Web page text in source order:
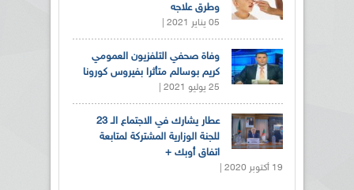
وطرق علاجه
05 يناير 2021 |
وفاة صحفي التلفزيون العمومي
كريم بوسالم متأثرا بفيروس كورونا
25 يوليو 2021 |
عطار يشارك في الاجتماع الـ 23
للجنة الوزارية المشتركة لمتابعة
اتفاق أوبك +
19 أكتوبر 2020 |